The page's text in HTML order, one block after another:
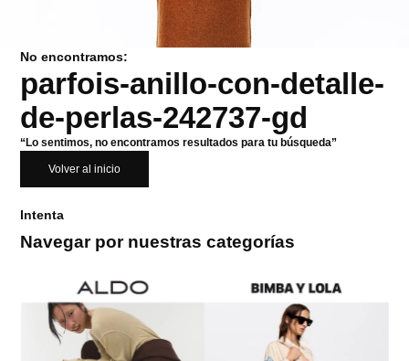
No encontramos:
parfois-anillo-con-detalle-
de-perlas-242737-gd
“Lo sentimos, no encontramos resultados para tu búsqueda”
Volver al inicio
Intenta
Navegar por nuestras categorías